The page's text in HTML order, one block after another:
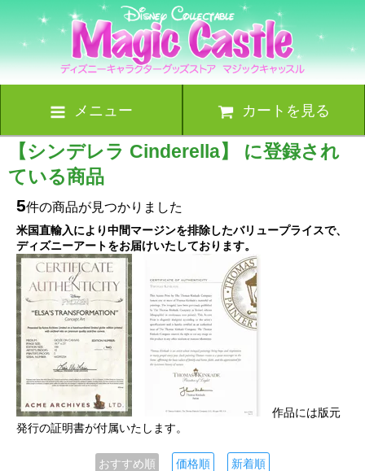
メニュー カートを見る
【シンデレラ Cinderella】 に登録され
ている商品
5件の商品が見つかりました
米国直輸入により中間マージンを排除したバリュープライスで、
ディズニーアートをお届けいたしております。
作品には版元
発行の証明書が付属いたします。
おすすめ順 価格順 新着順